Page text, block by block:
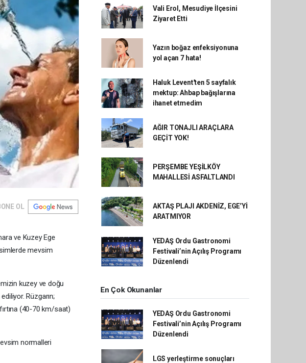
OL
ve Kuzey Ege
mevsim
kuzey ve doğu
Rüzgarın;
(40-70 km/saat)
normalleri
Vali Erol, Mesudiye İlçesini
Ziyaret Etti
Yazın boğaz enfeksiyonuna
yol açan 7 hata!
Haluk Levent'ten 5 sayfalık
mektup: Ahbap bağışlarına
ihanet etmedim
AĞIR TONAJLI ARAÇLARA
GEÇİT YOK!
PERŞEMBE YEŞİLKÖY
MAHALLESİ ASFALTLANDI
AKTAŞ PLAJI AKDENİZ, EGE’Yİ
ARATMIYOR
YEDAŞ Ordu Gastronomi
Festivali’nin Açılış Programı
Düzenlendi
En Çok Okunanlar
YEDAŞ Ordu Gastronomi
Festivali’nin Açılış Programı
Düzenlendi
LGS yerleştirme sonuçları